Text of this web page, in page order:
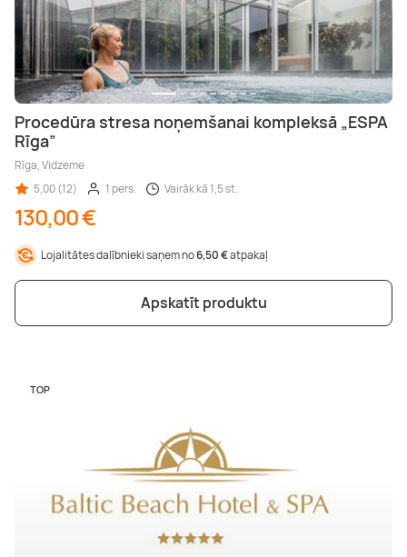
Procedūra stresa noņemšanai kompleksā „ESPA
Rīga”
Rīga, Vidzeme
5,00 (12)
1 pers. Vairāk kā 1,5 st.
130,00 €
Lojalitātes dalībnieki saņem no6,50 €atpakaļ
Apskatīt produktu
TOP